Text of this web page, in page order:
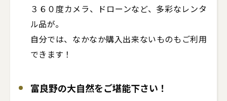
３６０度カメラ、ドローンなど、多彩なレンタ
ル品が。
自分では、なかなか購入出来ないものもご利用
富良野の大自然をご堪能下さい！